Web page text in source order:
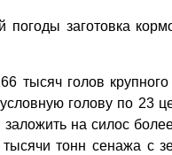
погоды заготовка
тысяч голов
условную голову по 23
заложить на силос
тонн сенажа с